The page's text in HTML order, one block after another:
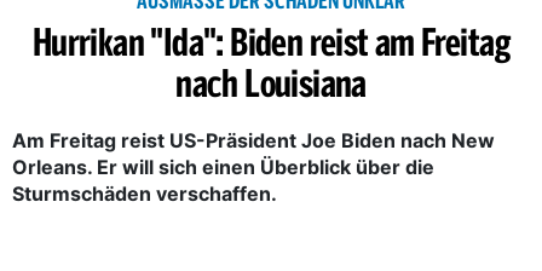
Hurrikan "Ida": Biden reist am Freitag
nach Louisiana
Am Freitag reist US-Präsident Joe Biden nach New
Orleans. Er will sich einen Überblick über die
Sturmschäden verschaffen.